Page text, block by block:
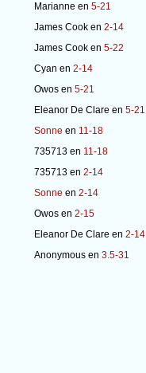
Marianne en 5-21
James Cook en 2-14
James Cook en 5-22
Cyan en 2-14
Owos en 5-21
Eleanor De Clare en 5-21
Sonne en 11-18
735713 en 11-18
735713 en 2-14
Sonne en 2-14
Owos en 2-15
Eleanor De Clare en 2-14
Anonymous en 3.5-31